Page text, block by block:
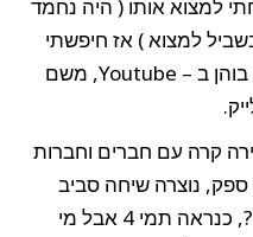
למצוא אותו ( היה נחמד
למצוא ) אז חיפשתי
בגוגל והגעתי לסרטונים של חיים בוהן ב – Youtube, משם
קרה עם חברים וחברות
ספק, נוצרה שיחה סביב
המותג – אבל מי זה המותג הזה ?, כנראה תמי 4 אבל מי